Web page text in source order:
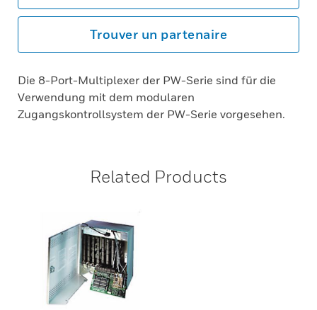
Trouver un partenaire
Die 8-Port-Multiplexer der PW-Serie sind für die
Verwendung mit dem modularen
Zugangskontrollsystem der PW-Serie vorgesehen.
Related Products